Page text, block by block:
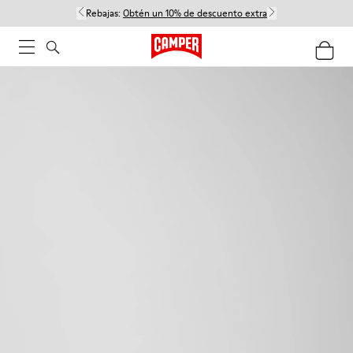
Rebajas: Obtén un 10% de descuento extra